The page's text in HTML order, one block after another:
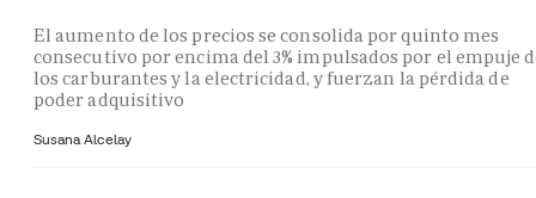
El aumento de los precios se consolida por quinto mes
consecutivo por encima del 3% impulsados por el empuje
los carburantes y la electricidad, y fuerzan la pérdida de
poder adquisitivo
Susana Alcelay